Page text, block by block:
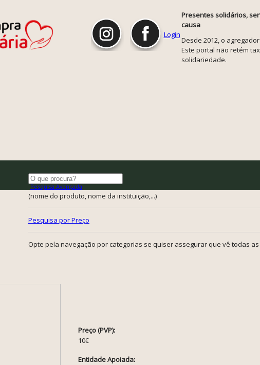
Login
Presentes solidários,
causa
Desde 2012, o
Este portal não retém
solidariedade.
Pesquisa Avançada
(nome do produto, nome da instituição,...)
Pesquisa por Preço
Opte pela navegação por categorias se quiser assegurar que vê todas
Preço (PVP):
10€
Entidade Apoiada: